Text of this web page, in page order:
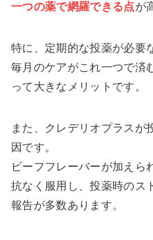
一つの薬で網羅できる点が
特に、定期的な投薬が必要
毎月のケアがこれ一つで済
って大きなメリットです。
また、クレデリオプラスが
因です。
ビーフフレーバーが加えら
抗なく服用し、投薬時のス
報告が多数あります。